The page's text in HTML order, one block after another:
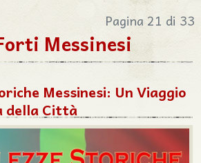
Pagina 21 di 33
Messinesi
Messinesi: Un Viaggio
della Città